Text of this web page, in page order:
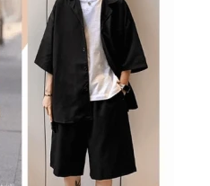
mùa đông ấm áp, cuốn hút